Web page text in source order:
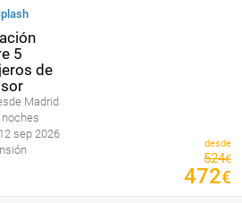
Madrid
sep 2026
desde
524€
472€